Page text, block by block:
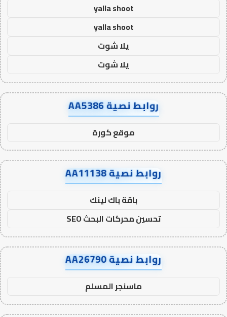
yalla shoot
yalla shoot
يلا شوت
يلا شوت
روابط نصية AA5386
موقع كورة
روابط نصية AA11138
باقة باك لينك
تحسين محركات البحث SEO
روابط نصية AA26790
ماسنجر المسلم